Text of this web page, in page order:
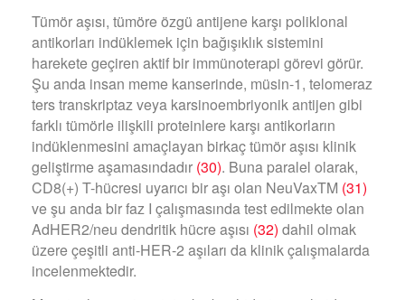
Tümör aşısı, tümöre özgü antijene karşı poliklonal
antikorları indüklemek için bağışıklık sistemini
harekete geçiren aktif bir immünoterapi görevi görür.
Şu anda insan meme kanserinde, müsin-1, telomeraz
ters transkriptaz veya karsinoembriyonik antijen gibi
farklı tümörle ilişkili proteinlere karşı antikorların
indüklenmesini amaçlayan birkaç tümör aşısı klinik
geliştirme aşamasındadır (30). Buna paralel olarak,
CD8(+) T-hücresi uyarıcı bir aşı olan NeuVaxTM (31)
ve şu anda bir faz I çalışmasında test edilmekte olan
AdHER2/neu dendritik hücre aşısı (32) dahil olmak
üzere çeşitli anti-HER-2 aşıları da klinik çalışmalarda
incelenmektedir.